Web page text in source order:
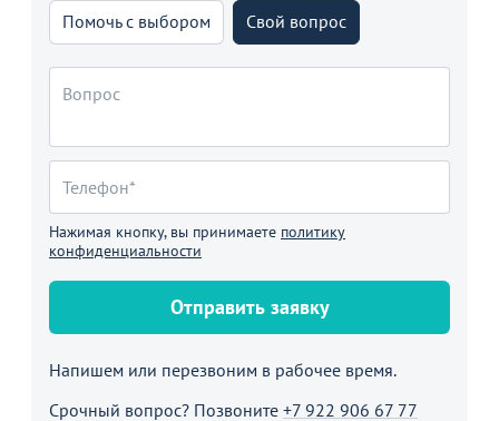
Помочь с выбором Свой вопрос
Нажимая кнопку, вы принимаете политику
конфиденциальности
Отправить заявку
Напишем или перезвоним в рабочее время.
Срочный вопрос? Позвоните +7 922 906 67 77